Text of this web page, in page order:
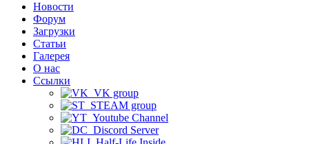
Новости
Форум
Загрузки
Статьи
Галерея
О нас
Ссылки
VK group
STEAM group
Youtube Channel
Discord Server